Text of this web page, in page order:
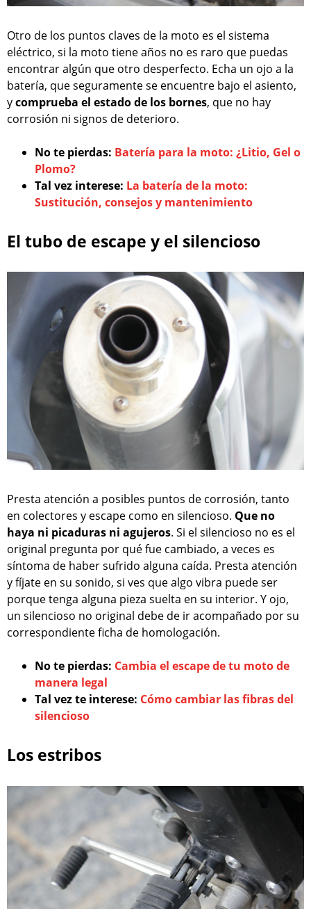
Otro de los puntos claves de la moto es el sistema
eléctrico, si la moto tiene años no es raro que puedas
encontrar algún que otro desperfecto. Echa un ojo a la
batería, que seguramente se encuentre bajo el asiento,
ycomprueba el estado de los bornes, que no hay
corrosión ni signos de deterioro.
No te pierdas: Batería para la moto: ¿Litio, Gel o
Plomo?
Tal vez interese: La batería de la moto:
Sustitución, consejos y mantenimiento
El tubo de escape y el silencioso
Presta atención a posibles puntos de corrosión, tanto
en colectores y escape como en silencioso. Que no
haya ni picaduras ni agujeros. Si el silencioso no es el
original pregunta por qué fue cambiado, a veces es
síntoma de haber sufrido alguna caída. Presta atención
y fíjate en su sonido, si ves que algo vibra puede ser
porque tenga alguna pieza suelta en su interior. Y ojo,
un silencioso no original debe de ir acompañado por su
correspondiente ficha de homologación.
No te pierdas: Cambia el escape de tu moto de
manera legal
Tal vez te interese: Cómo cambiar las fibras del
silencioso
Los estribos